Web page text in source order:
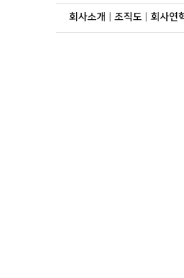
회사소개 조직도| 회사연